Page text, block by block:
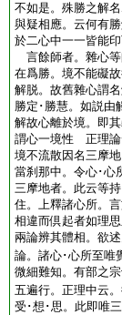
不如是。殊勝之解
與疑相應。云何有
於二心中一一皆能
言餘師者。雜心
在爲勝。境不能礙
解脱。故舊雜心謂
勝定･勝慧。如説由
解故心離於境。
謂心一境性 正理論
境不流散因名三摩
當刹那中。令心･心
三摩地者。此云等
住。上釋諸心所。
相違而倶起者如理
兩論辨其體相。欲
論。諸心･心所至唯
微細難知。有部之
五遍行。正理中云
受･想･思。此即唯